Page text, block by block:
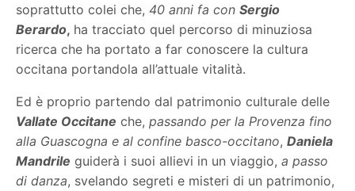
soprattutto colei che,40 anni fa conSergio
Berardo, ha tracciato quel percorso di minuziosa
ricerca che ha portato a far conoscere la cultura
occitana portandola all’attuale vitalità.
Ed è proprio partendo dal patrimonio culturale delle
Vallate Occitane che,passando per la Provenza fino
alla Guascogna e al confine basco-occitano,Daniela
Mandrile guiderà i suoi allievi in un viaggio,a passo
di danza, svelando segreti e misteri di un patrimonio,